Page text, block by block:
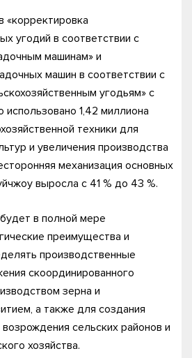
«корректировка
угодий в соответствии с
машинам» и
машин в соответствии с
угодьям» с
1,42 миллиона
техники для
и увеличения производства
механизация основных
выросла с 41 % до 43 %.
в полной мере
преимущества и
производственные
скоординированного
зерна и
а также для создания
сельских районов и
хозяйства.